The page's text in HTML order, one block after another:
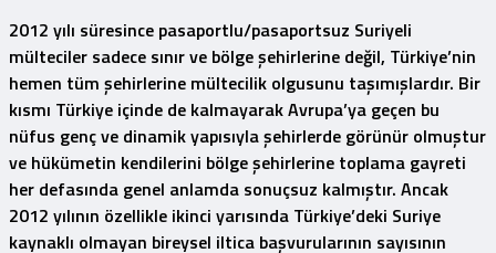
2012 yılı süresince pasaportlu/pasaportsuz Suriyeli
mülteciler sadece sınır ve bölge şehirlerine değil, Türkiye’nin
hemen tüm şehirlerine mültecilik olgusunu taşımışlardır. Bir
kısmı Türkiye içinde de kalmayarak Avrupa’ya geçen bu
nüfus genç ve dinamik yapısıyla şehirlerde görünür olmuştur
ve hükümetin kendilerini bölge şehirlerine toplama gayreti
her defasında genel anlamda sonuçsuz kalmıştır. Ancak
2012 yılının özellikle ikinci yarısında Türkiye’deki Suriye
kaynaklı olmayan bireysel iltica başvurularının sayısının